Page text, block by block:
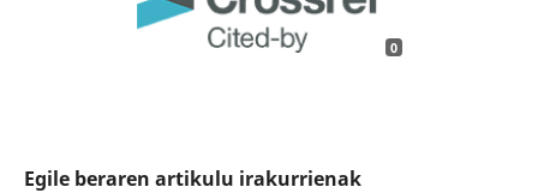
0
Egile beraren artikulu irakurrienak